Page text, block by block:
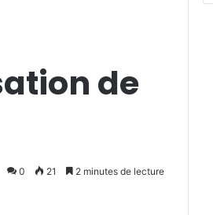
de
0 21 2 minutes de lecture